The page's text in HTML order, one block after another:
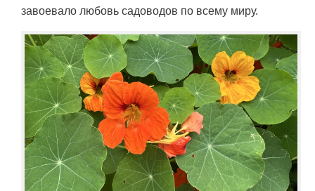
завоевало любовь садоводов по всему миру.